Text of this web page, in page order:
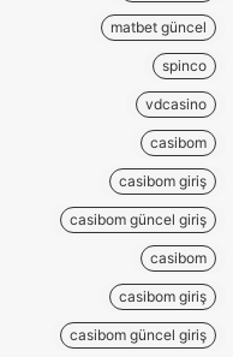
matbet güncel
spinco
vdcasino
casibom
casibom giriş
casibom güncel giriş
casibom
casibom giriş
casibom güncel giriş